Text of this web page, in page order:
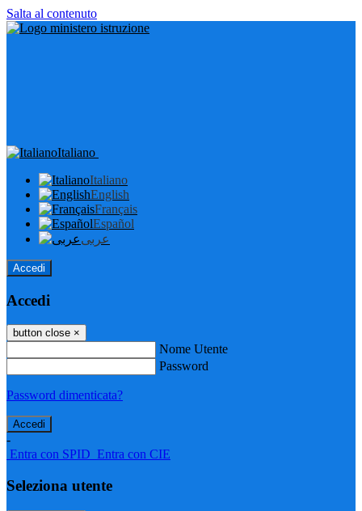
Salta al contenuto
Italiano
Italiano
English
Français
Español
عربى
Accedi
Accedi
button close ×
Nome Utente
Password
Password dimenticata?
-
Entra con SPID Entra con CIE
Seleziona utente